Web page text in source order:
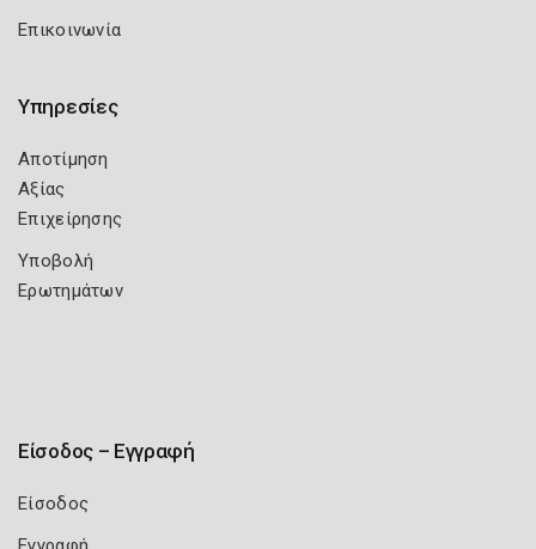
Επικοινωνία
Υπηρεσίες
Αποτίμηση
Αξίας
Επιχείρησης
Υποβολή
Ερωτημάτων
Είσοδος – Εγγραφή
Είσοδος